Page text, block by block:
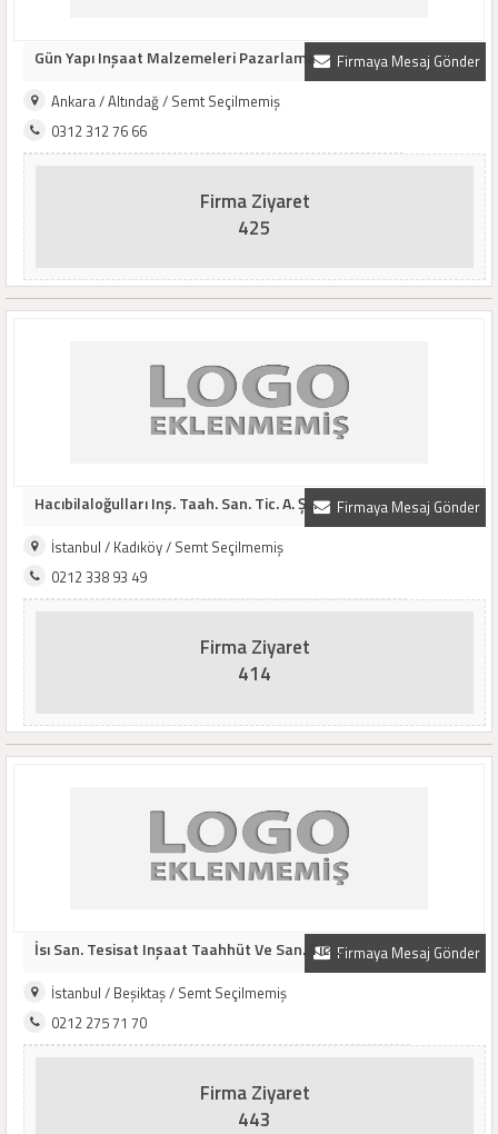
Firmaya Mesaj Gönder
Gün Yapı Inşaat Malzemeleri Pazarlama
Ankara / Altındağ / Semt Seçilmemiş
0312 312 76 66
Firma Ziyaret
425
Firmaya Mesaj Gönder
Hacıbilaloğulları Inş. Taah. San. Tic. A. Ş...
İstanbul / Kadıköy / Semt Seçilmemiş
0212 338 93 49
Firma Ziyaret
414
Firmaya Mesaj Gönder
İsı San. Tesisat Inşaat Taahhüt Ve San. Tic. ..
İstanbul / Beşiktaş / Semt Seçilmemiş
0212 275 71 70
Firma Ziyaret
443